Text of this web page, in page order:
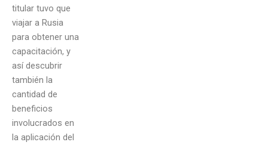
titular tuvo que
viajar a Rusia
para obtener una
capacitación, y
así descubrir
también la
cantidad de
beneficios
involucrados en
la aplicación del